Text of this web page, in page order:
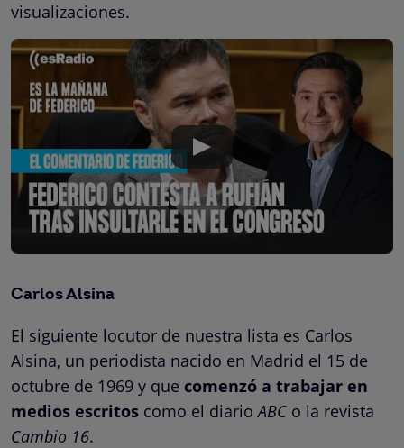
visualizaciones.
Carlos Alsina
El siguiente locutor de nuestra lista es Carlos
Alsina, un periodista nacido en Madrid el 15 de
octubre de 1969 y que comenzó a trabajar en
medios escritos como el diarioABC o la revista
Cambio 16.